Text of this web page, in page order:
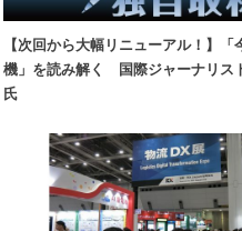
【次回から大幅リニューアル！】「
機」を読み解く 国際ジャーナリス
氏